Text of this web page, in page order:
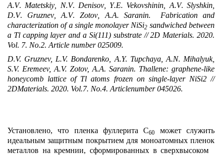
A.V. Matetskiy N.V. Denisov, Y.E. Vekovshinin A.V.Slyshkin
D.V. Gruznev ,A.V.Zotov A.A. Saranin. Fabrication and
characterization of a single monolayer NiSi2 sandwiched between
a Tl capping layer and a Si(111) substrate // 2D Materials. 2020.
Vol. 7. No.2. Article number 025009.
D.V. Gruznev, L.V. Bondarenko, A.Y. Tupchaya, A.N. Mihalyuk,
S.V. Eremeev, A.V. Zotov, A.A. Saranin. Thallene: graphene-like
honeycomb lattice of Tl atoms frozen on single-layer NiSi2 //
2DMaterials. 2020. Vol.7. No.4. Articlenumber045026.
Установлено, что пленка фуллерита С60
может служить
идеальным защитным покрытием для моноатомных пленок
металлов на кремнии, сформированных в сверхвысоком